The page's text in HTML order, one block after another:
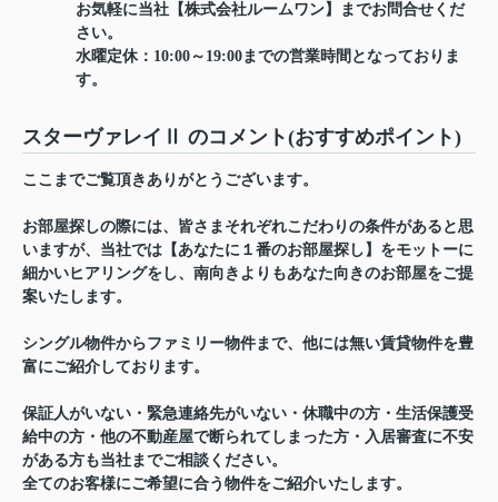
お気軽に当社【株式会社ルームワン】までお問合せくだ
さい。
水曜定休：10:00～19:00までの営業時間となっておりま
す。
スターヴァレイⅡ のコメント(おすすめポイント)
ここまでご覧頂きありがとうございます。
お部屋探しの際には、皆さまそれぞれこだわりの条件があると思
いますが、当社では【あなたに１番のお部屋探し】をモットーに
細かいヒアリングをし、南向きよりもあなた向きのお部屋をご提
案いたします。
シングル物件からファミリー物件まで、他には無い賃貸物件を豊
富にご紹介しております。
保証人がいない・緊急連絡先がいない・休職中の方・生活保護受
給中の方・他の不動産屋で断られてしまった方・入居審査に不安
がある方も当社までご相談ください。
全てのお客様にご希望に合う物件をご紹介いたします。